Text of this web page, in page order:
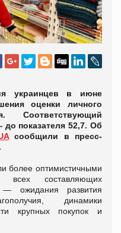
украинцев в июне
оценки личного
Соответствующий
показателя 52,7. Об
сообщили в пресс-
более оптимистичными
всех составляющих
— ожидания развития
динамики
крупных покупок и